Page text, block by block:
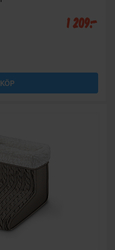
1 209:-
KÖP